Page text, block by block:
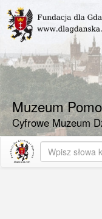
Muzeum
Cyfrowe Muzeum